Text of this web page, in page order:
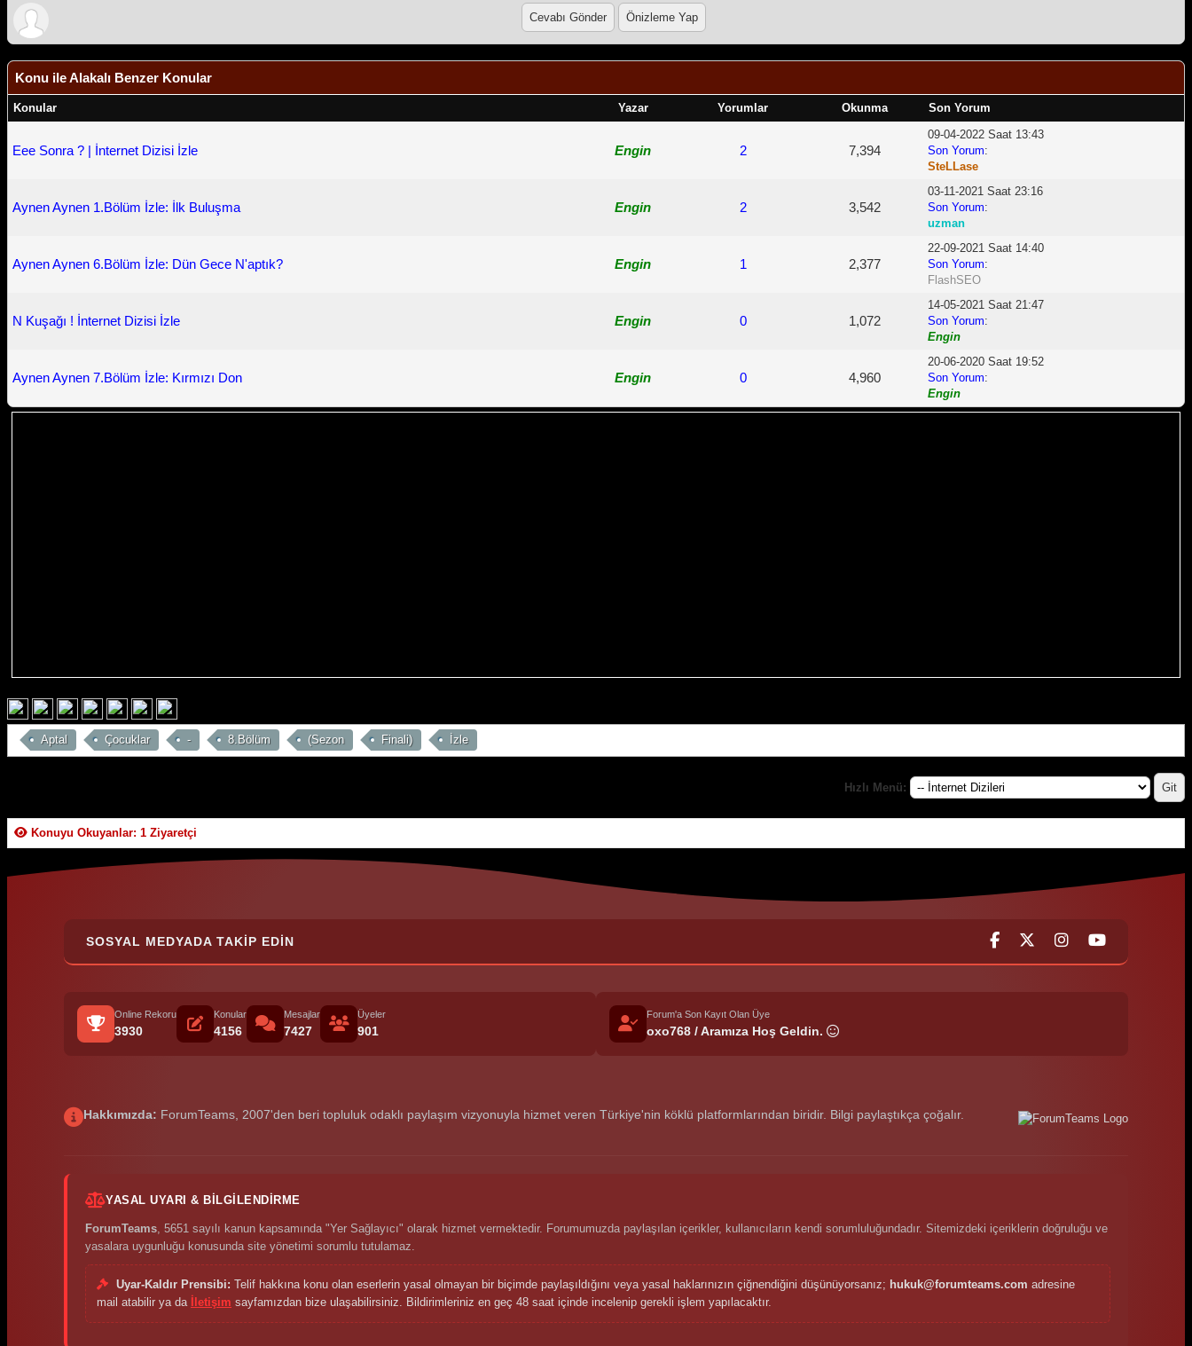
Konu ile Alakalı Benzer Konular
Konular Yazar Yorumlar Okunma Son Yorum
Eee Sonra ? | İnternet Dizisi İzle Engin 2 7,394
09-04-2022 Saat 13:43
Son Yorum:
SteLLase
Aynen Aynen 1.Bölüm İzle: İlk Buluşma Engin 2 3,542
03-11-2021 Saat 23:16
Son Yorum:
uzman
Aynen Aynen 6.Bölüm İzle: Dün Gece N'aptık? Engin 1 2,377
22-09-2021 Saat 14:40
Son Yorum:
FlashSEO
N Kuşağı ! İnternet Dizisi İzle Engin 0 1,072
14-05-2021 Saat 21:47
Son Yorum:
Engin
Aynen Aynen 7.Bölüm İzle: Kırmızı Don Engin 0 4,960
20-06-2020 Saat 19:52
Son Yorum:
Engin
Aptal Çocuklar - 8.Bölüm (Sezon Finali) İzle
Hızlı Menü:
Konuyu Okuyanlar: 1 Ziyaretçi
SOSYAL MEDYADA TAKIP EDIN
Online Rekoru
3930
Konular
4156
Mesajlar
7427
Üyeler
901
Forum'a Son Kayıt Olan Üye
oxo768 / Aramıza Hoş Geldin.
Hakkımızda: ForumTeams, 2007'den beri topluluk odaklı paylaşım vizyonuyla hizmet veren Türkiye'nin köklü platformlarından biridir. Bilgi paylaştıkça çoğalır.
YASAL UYARI & BILGILENDIRME
ForumTeams, 5651 sayılı kanun kapsamında "Yer Sağlayıcı" olarak hizmet vermektedir. Forumumuzda paylaşılan içerikler, kullanıcıların kendi sorumluluğundadır. Sitemizdeki içeriklerin doğruluğu ve
yasalara uygunluğu konusunda site yönetimi sorumlu tutulamaz.
Uyar-Kaldır Prensibi: Telif hakkına konu olan eserlerin yasal olmayan bir biçimde paylaşıldığını veya yasal haklarınızın çiğnendiğini düşünüyorsanız; hukuk@forumteams.com adresine
mail atabilir ya da
İletişim sayfamızdan bize ulaşabilirsiniz. Bildirimleriniz en geç 48 saat içinde incelenip gerekli işlem yapılacaktır.